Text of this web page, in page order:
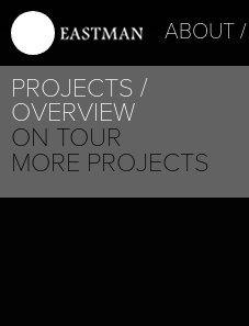
ABOUT
PROJECTS
OVERVIEW
ON TOUR
MORE PROJECTS